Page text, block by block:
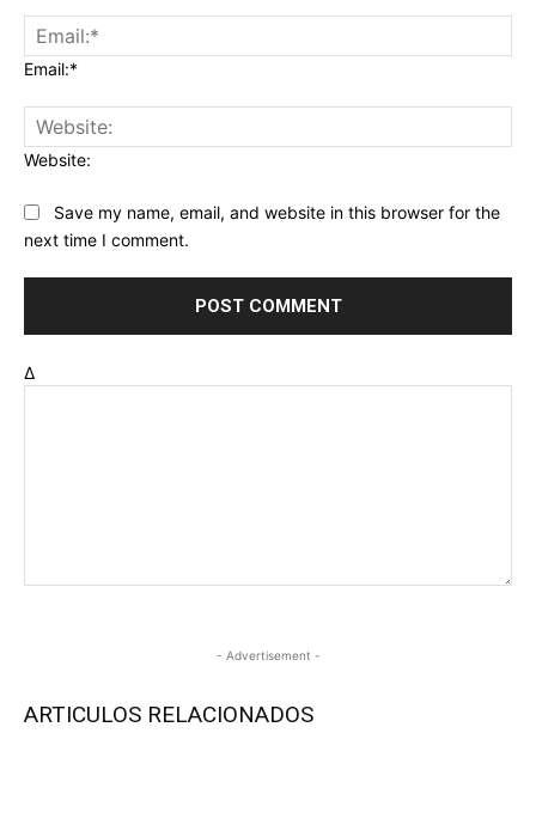
Email:*
Website:
Save my name, email, and website in this browser for the
next time I comment.
Δ
- Advertisement -
ARTICULOS RELACIONADOS